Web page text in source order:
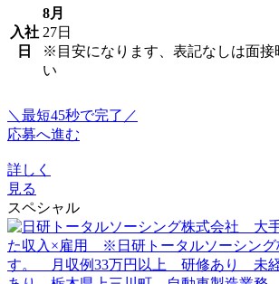
入社
日
8月
27日
※目安になります、表記なしは面接
い
＼最短45秒で完了／
応募へ進む
詳しく
見る
スペシャル